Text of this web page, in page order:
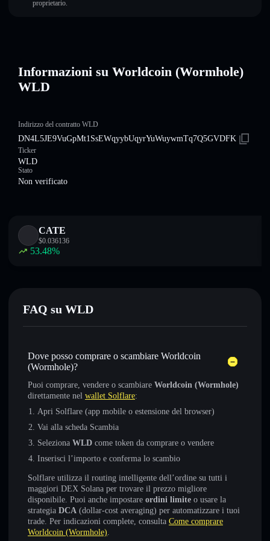
proprietario.
Informazioni su Worldcoin (Wormhole)
WLD
Indirizzo del contratto WLD
DN4L5JE9VuGpMt1SsEWqyybUqyrYuWuywmTq7Q5GVDFK
Ticker
WLD
Stato
Non verificato
CATE
$0.036136
53.48%
FAQ su WLD
Dove posso comprare o scambiare Worldcoin
(Wormhole)?
Puoi comprare, vendere o scambiare Worldcoin (Wormhole)
direttamente nel wallet Solflare:
Apri Solflare (app mobile o estensione del browser)
Vai alla scheda Scambia
Seleziona WLD come token da comprare o vendere
Inserisci l’importo e conferma lo scambio
Solflare utilizza il routing intelligente dell’ordine su tutti i
maggiori DEX Solana per trovare il prezzo migliore
disponibile. Puoi anche impostare ordini limite o usare la
strategia DCA (dollar-cost averaging) per automatizzare i tuoi
trade. Per indicazioni complete, consulta Come comprare
Worldcoin (Wormhole).